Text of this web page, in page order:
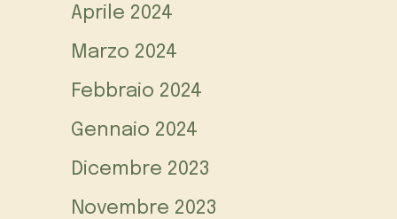
Aprile 2024
Marzo 2024
Febbraio 2024
Gennaio 2024
Dicembre 2023
Novembre 2023